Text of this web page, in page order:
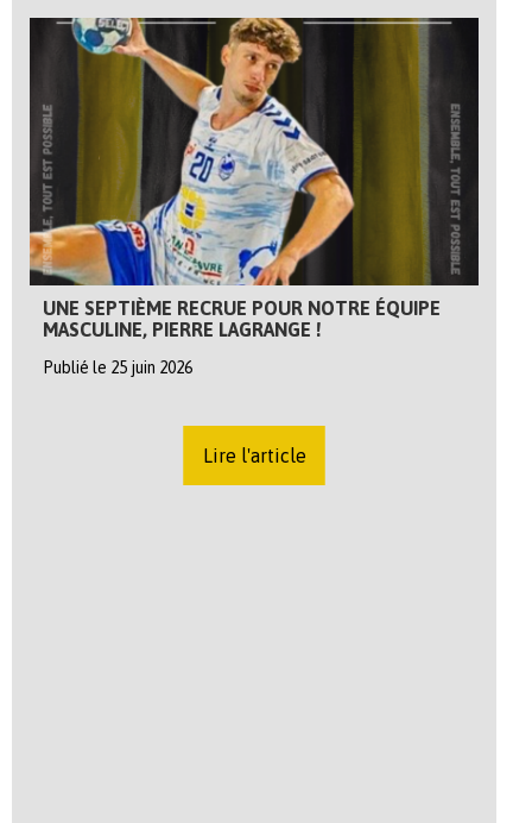
UNE SEPTIÈME RECRUE POUR NOTRE ÉQUIPE
MASCULINE, PIERRE LAGRANGE !
Publié le 25 juin 2026
Lire l'article